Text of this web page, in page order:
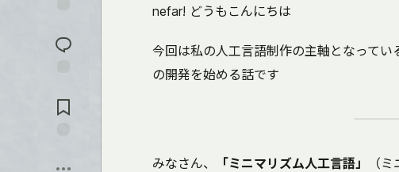
reaction
Comments
nefar! どうもこんにちは
今回は私の人工言語制作の主軸となって
の開発を始める話です
みなさん、 「ミニマリズム人工言語」
（